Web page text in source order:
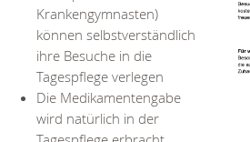
Krankengymnasten)
können selbstverständlich
ihre Besuche in die
Tagespflege verlegen
Die Medikamentengabe
wird natürlich in der